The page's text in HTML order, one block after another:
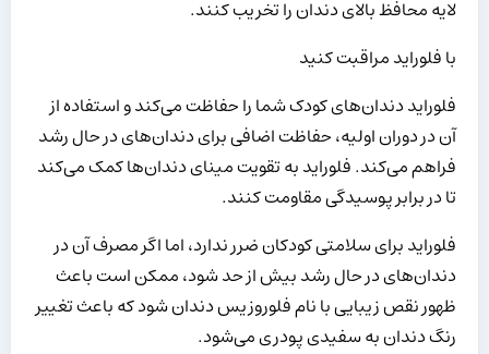
لایه محافظ بالای دندان را تخریب کنند.
با فلوراید مراقبت کنید
فلوراید دندان‌های کودک شما را حفاظت می‌کند و استفاده از
آن در دوران اولیه، حفاظت اضافی برای دندان‌های در حال رشد
فراهم می‌کند. فلوراید به تقویت مینای دندان‌ها کمک می‌کند
تا در برابر پوسیدگی مقاومت کنند.
فلوراید برای سلامتی کودکان ضرر ندارد، اما اگر مصرف آن در
دندان‌های در حال رشد بیش از حد شود، ممکن است باعث
ظهور نقص زیبایی با نام فلوروزیس دندان شود که باعث تغییر
رنگ دندان به سفیدی پودری می‌شود.